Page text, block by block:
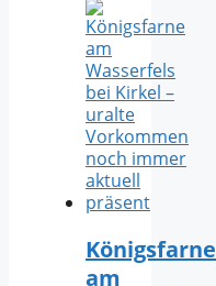
Königsfarne
am